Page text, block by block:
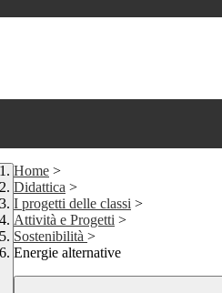
Home >
Didattica >
I progetti delle classi >
Attività e Progetti >
Sostenibilità >
Energie alternative